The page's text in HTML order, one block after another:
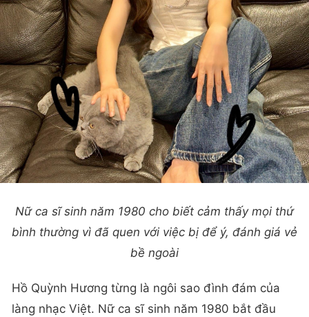
Nữ ca sĩ sinh năm 1980 cho biết cảm thấy mọi thứ
bình thường vì đã quen với việc bị để ý, đánh giá vẻ
bề ngoài
Hồ Quỳnh Hương từng là ngôi sao đình đám của
làng nhạc Việt. Nữ ca sĩ sinh năm 1980 bắt đầu